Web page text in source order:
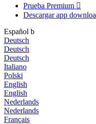
Prueba Premium 
Descargar app
Español b
Deutsch
Deutsch
Deutsch
Italiano
Polski
English
English
Nederlands
Nederlands
Français